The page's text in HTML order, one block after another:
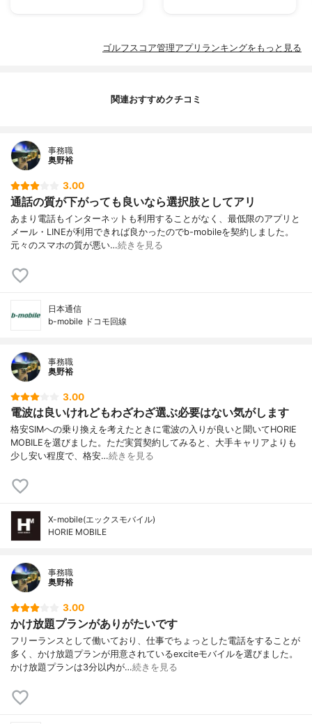
ゴルフスコア管理アプリランキングをもっと見る
関連おすすめクチコミ
事務職
奥野裕
3.00
通話の質が下がっても良いなら選択肢としてアリ
あまり電話もインターネットも利用することがなく、最低限のアプリと
メール・LINEが利用できれば良かったのでb-mobileを契約しました。
元々のスマホの質が悪い…続きを見る
日本通信
b-mobile ドコモ回線
事務職
奥野裕
3.00
電波は良いけれどもわざわざ選ぶ必要はない気がします
格安SIMへの乗り換えを考えたときに電波の入りが良いと聞いてHORIE
MOBILEを選びました。ただ実質契約してみると、大手キャリアよりも
少し安い程度で、格安…続きを見る
X-mobile(エックスモバイル)
HORIE MOBILE
事務職
奥野裕
3.00
かけ放題プランがありがたいです
フリーランスとして働いており、仕事でちょっとした電話をすることが
多く、かけ放題プランが用意されているexciteモバイルを選びました。
かけ放題プランは3分以内が…続きを見る